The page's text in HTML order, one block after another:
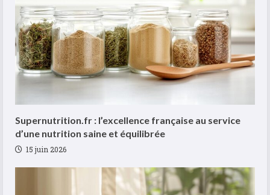
Supernutrition.fr : l’excellence française au service
d’une nutrition saine et équilibrée
15 juin 2026